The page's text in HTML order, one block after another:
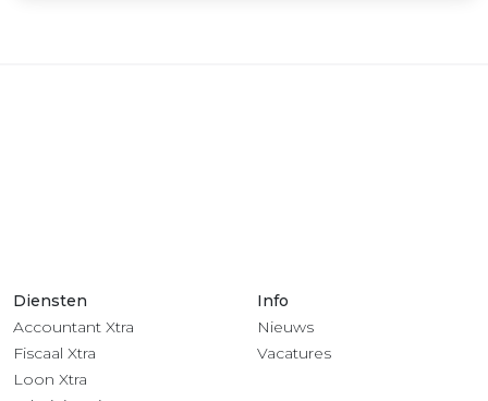
Diensten
Accountant Xtra
Fiscaal Xtra
Loon Xtra
Info
Nieuws
Vacatures